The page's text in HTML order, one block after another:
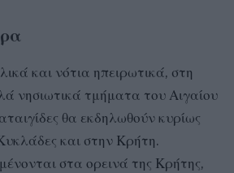
και νότια ηπειρωτικά, στη
νησιωτικά τμήματα του Αιγαίου
θα εκδηλωθούν κυρίως
και στην Κρήτη.
στα ορεινά της Κρήτης,